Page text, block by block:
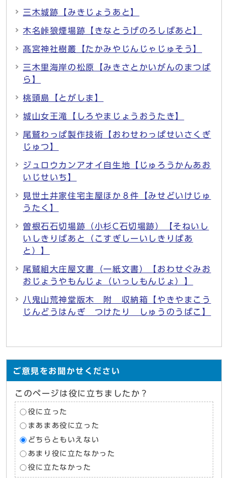
三木城跡【みきじょうあと】
木名峠狼煙場跡【きなとうげのろしばあと】
髙宮神社樹叢【たかみやじんじゃじゅそう】
三木里海岸の松原【みきさとかいがんのまつば
ら】
桃頭島【とがしま】
城山女王滝【しろやまじょうおうたき】
尾鷲わっぱ製作技術【おわせわっぱせいさくぎ
じゅつ】
ジュロウカンアオイ自生地【じゅろうかんあお
いじせいち】
見世土井家住宅主屋ほか８件【みせどいけじゅ
うたく】
曽根石石切場跡（小杉C石切場跡）【そねいし
いしきりばあと（こすぎしーいしきりばあ
と）】
尾鷲組大庄屋文書（一紙文書）【おわせぐみお
おじょうやもんじょ（いっしもんじょ）】
八鬼山荒神堂版木 附 収納箱【やきやまこう
じんどうはんぎ つけたり しゅうのうばこ】
ご意見をお聞かせください
このページは役に立ちましたか？
役に立った
まあまあ役に立った
どちらともいえない
あまり役に立たなかった
役に立たなかった